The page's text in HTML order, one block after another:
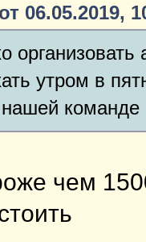
06.05.2019,
утром в
команде
чем